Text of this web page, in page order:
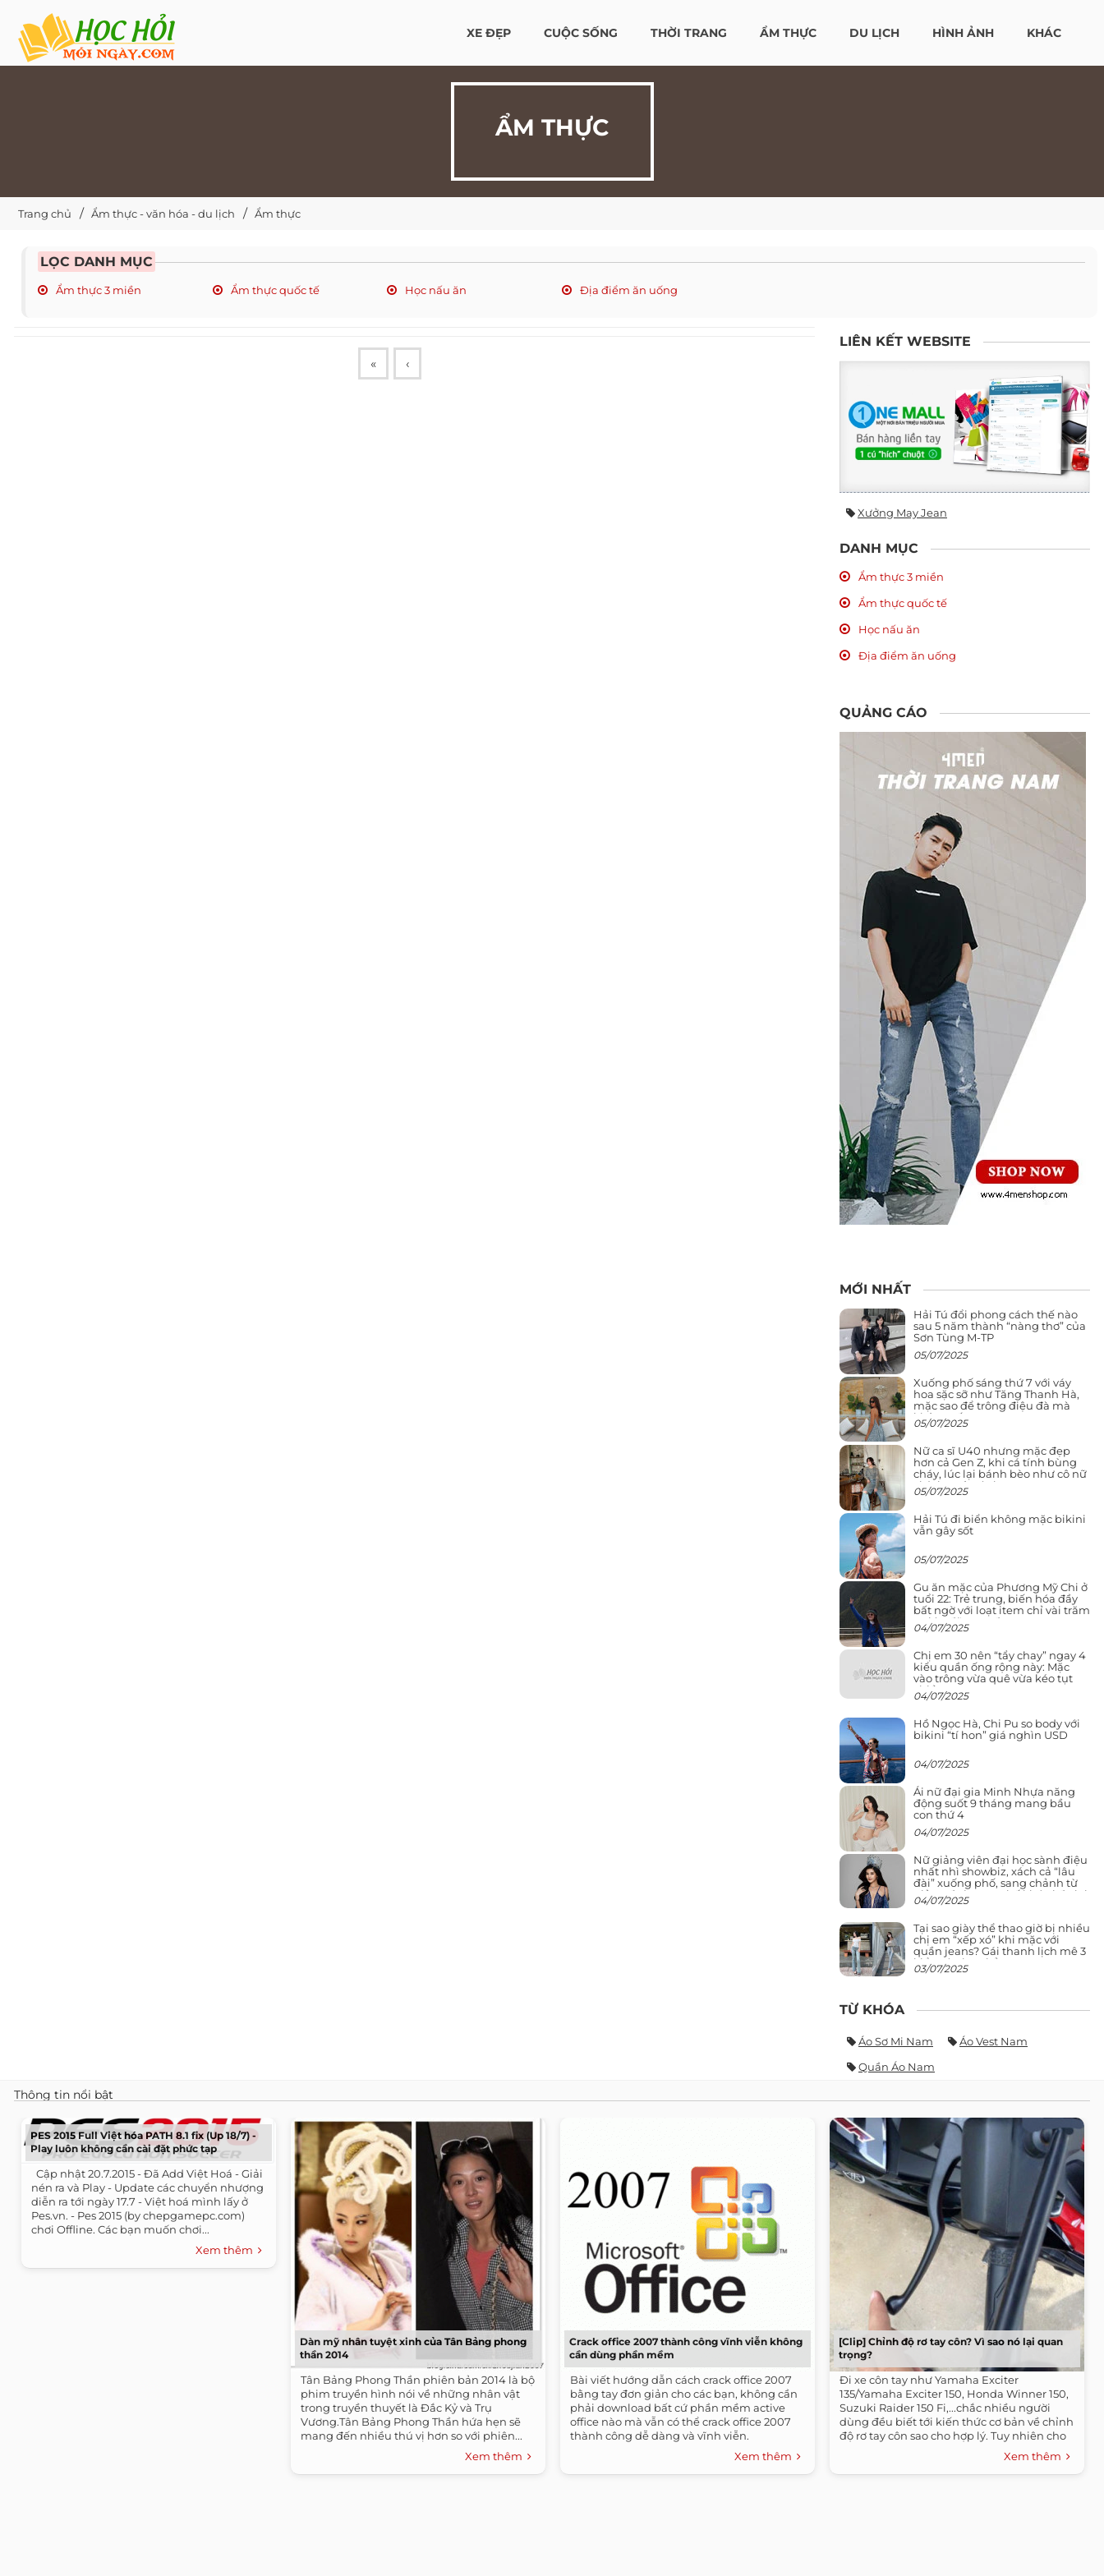
XE ĐẸP CUỘC SỐNG THỜI TRANG ẨM THỰC DU LỊCH HÌNH ẢNH KHÁC
ẨM THỰC
Trang chủ Ẩm thực - văn hóa - du lịch Ẩm thực
LỌC DANH MỤC
Ẩm thực 3 miền Ẩm thực quốc tế Học nấu ăn Địa điểm ăn uống
« ‹
LIÊN KẾT WEBSITE
Xưởng May Jean
DANH MỤC
Ẩm thực 3 miền
Ẩm thực quốc tế
Học nấu ăn
Địa điểm ăn uống
QUẢNG CÁO
MỚI NHẤT
Hải Tú đổi phong cách thế nào
sau 5 năm thành “nàng thơ” của
Sơn Tùng M-TP
05/07/2025
Xuống phố sáng thứ 7 với váy
hoa sặc sỡ như Tăng Thanh Hà,
mặc sao để trông điệu đà mà
không sến
05/07/2025
Nữ ca sĩ U40 nhưng mặc đẹp
hơn cả Gen Z, khi cá tính bùng
cháy, lúc lại bánh bèo như cô nữ
chính ngôn tình
05/07/2025
Hải Tú đi biển không mặc bikini
vẫn gây sốt
05/07/2025
Gu ăn mặc của Phương Mỹ Chi ở
tuổi 22: Trẻ trung, biến hóa đầy
bất ngờ với loạt item chỉ vài trăm
nghìn đã mua được
04/07/2025
Chị em 30 nên “tẩy chay” ngay 4
kiểu quần ống rộng này: Mặc
vào trông vừa quê vừa kéo tụt
chiều cao
04/07/2025
Hồ Ngọc Hà, Chi Pu so body với
bikini “tí hon” giá nghìn USD
04/07/2025
Ái nữ đại gia Minh Nhựa năng
động suốt 9 tháng mang bầu
con thứ 4
04/07/2025
Nữ giảng viên đại học sành điệu
nhất nhì showbiz, xách cả “lâu
đài” xuống phố, sang chảnh từ
giảng đường ra phố khó ai đọ lại
04/07/2025
Tại sao giày thể thao giờ bị nhiều
chị em “xếp xó” khi mặc với
quần jeans? Gái thanh lịch mê 3
kiểu này hơn hẳn
03/07/2025
TỪ KHÓA
Áo Sơ Mi Nam
Áo Vest Nam
Quần Áo Nam
Thông tin nổi bật
PES 2015 Full Việt hóa PATH 8.1 fix (Up 18/7) -
Play luôn không cần cài đặt phức tạp
​ ​ Cập nhật 20.7.2015 - Đã Add Việt Hoá - Giải
nén ra và Play - Update các chuyển nhượng
diễn ra tới ngày 17.7 - Việt hoá mình lấy ở
Pes.vn. - Pes 2015 (by chepgamepc.com)
chơi Offline. Các bạn muốn chơi...
Xem thêm
Dàn mỹ nhân tuyệt xinh của Tân Bảng phong
thần 2014
Tân Bảng Phong Thần phiên bản 2014 là bộ
phim truyền hình nói về những nhân vật
trong truyền thuyết là Đắc Kỷ và Trụ
Vương.Tân Bảng Phong Thần hứa hẹn sẽ
mang đến nhiều thú vị hơn so với phiên...
Xem thêm
Crack office 2007 thành công vĩnh viễn không
cần dùng phần mềm
Bài viết hướng dẫn cách crack office 2007
bằng tay đơn giản cho các bạn, không cần
phải download bất cứ phần mềm active
office nào mà vẫn có thể crack office 2007
thành công dễ dàng và vĩnh viễn.
Xem thêm
[Clip] Chỉnh độ rơ tay côn? Vì sao nó lại quan
trọng?
Đi xe côn tay như Yamaha Exciter
135/Yamaha Exciter 150, Honda Winner 150,
Suzuki Raider 150 Fi,...chắc nhiều người
dùng đều biết tới kiến thức cơ bản về chỉnh
độ rơ tay côn sao cho hợp lý. Tuy nhiên cho
Xem thêm